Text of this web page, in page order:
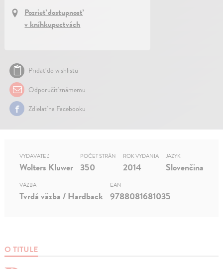
Pozrieť dostupnosť
v kníhkupectvách
Pridať do wishlistu
Odporučiť známemu
Zdielať na Facebooku
O TITULE
VYDAVATEĽ
Wolters Kluwer
POČET STRÁN
350
ROK VYDANIA
2014
JAZYK
Slovenčina
VÄZBA
Tvrdá väzba / Hardback
EAN
9788081681035